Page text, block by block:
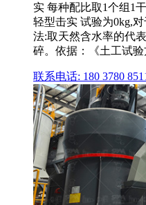
实 每种配比取1个组1
轻型击实 试验为0kg,
法:取天然含水率的代
碎。依据：《土工试验
联系电话: 180 3780